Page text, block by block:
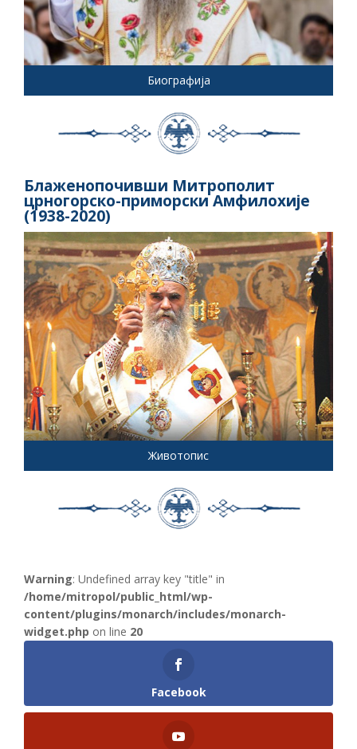
Биографија
Блаженопочивши Митрополит
црногорско-приморски Амфилохије
(1938-2020)
Животопис
Warning: Undefined array key "title" in
/home/mitropol/public_html/wp-
content/plugins/monarch/includes/monarch-
widget.php on line 20
Facebook